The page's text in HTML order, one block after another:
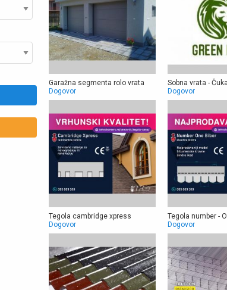
Garažna segmenta rolo vrata
Dogovor
Sobna vrata -
Dogovor
Tegola cambridge xpress
Dogovor
Tegola number -
Dogovor